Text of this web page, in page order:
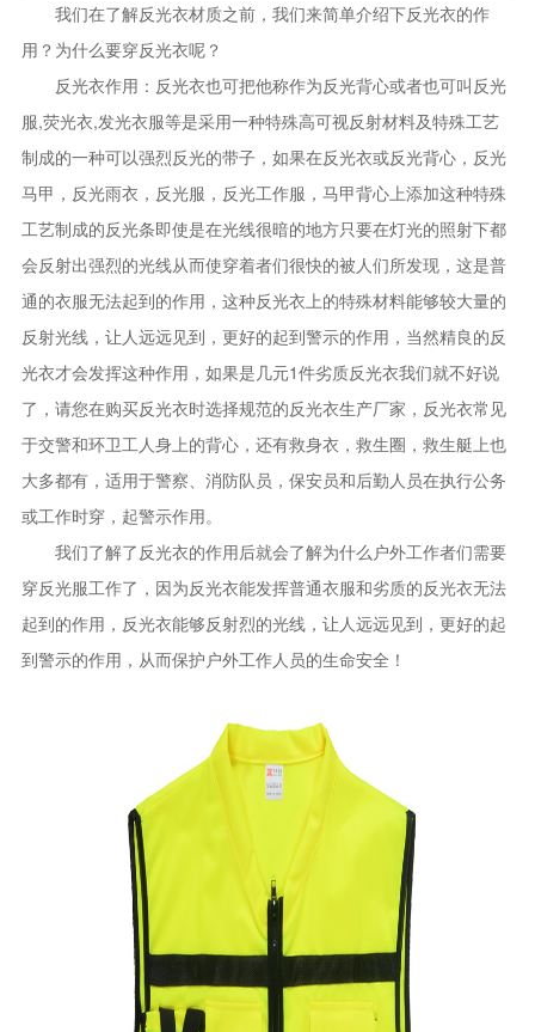
我们在了解反光衣材质之前，我们来简单介绍下反光衣的作
用？为什么要穿反光衣呢？
反光衣作用：反光衣也可把他称作为反光背心或者也可叫反光
服,荧光衣,发光衣服等是采用一种特殊高可视反射材料及特殊工艺
制成的一种可以强烈反光的带子，如果在反光衣或反光背心，反光
马甲，反光雨衣，反光服，反光工作服，马甲背心上添加这种特殊
工艺制成的反光条即使是在光线很暗的地方只要在灯光的照射下都
会反射出强烈的光线从而使穿着者们很快的被人们所发现，这是普
通的衣服无法起到的作用，这种反光衣上的特殊材料能够较大量的
反射光线，让人远远见到，更好的起到警示的作用，当然精良的反
光衣才会发挥这种作用，如果是几元1件劣质反光衣我们就不好说
了，请您在购买反光衣时选择规范的反光衣生产厂家，反光衣常见
于交警和环卫工人身上的背心，还有救身衣，救生圈，救生艇上也
大多都有，适用于警察、消防队员，保安员和后勤人员在执行公务
或工作时穿，起警示作用。
我们了解了反光衣的作用后就会了解为什么户外工作者们需要
穿反光服工作了，因为反光衣能发挥普通衣服和劣质的反光衣无法
起到的作用，反光衣能够反射烈的光线，让人远远见到，更好的起
到警示的作用，从而保护户外工作人员的生命安全！